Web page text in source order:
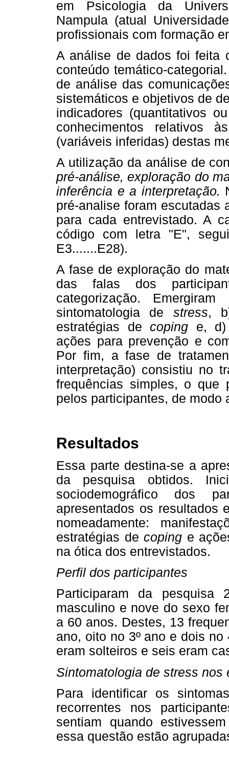
em Psicologia da
Nampula (atual
profissionais com formação
A análise de dados foi feita
conteúdo temático-
de análise das
sistemáticos e objetivos de
indicadores (quantitativos
conhecimentos relativos
(variáveis inferidas) destas
A utilização da análise de
pré-análise, exploração do
inferência e a interpretação.
pré-analise foram escutadas
para cada entrevistado. A
código com letra "E",
E3.......E28).
A fase de exploração do
das falas dos
categorização.
sintomatologia de stress,
estratégias de coping e, d)
ações para prevenção e
Por fim, a fase de
interpretação) consistiu no
frequências simples, o que
pelos participantes, de modo
Resultados
Essa parte destina-se a
da pesquisa obtidos.
sociodemográfico dos
apresentados os resultados
nomeadamente:
estratégias decoping e
na ótica dos entrevistados.
Perfil dos participantes
Participaram da
masculino e nove do sexo
a 60 anos. Destes, 13
ano, oito no 3º ano e dois
eram solteiros e seis eram
Sintomatologia de stress nos
Para identificar os
recorrentes nos
sentiam quando
essa questão estão